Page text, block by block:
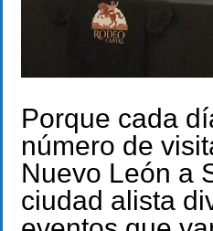
Porque cada
número de
Nuevo León a
ciudad alista